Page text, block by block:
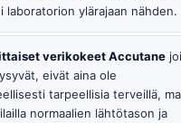
laboratorion ylärajaan nähden.
verikokeet Accutane
eivät aina ole
tarpeellisia terveillä,
normaalien lähtötason ja